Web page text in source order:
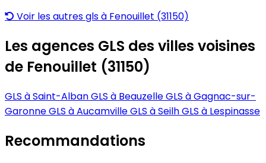
Voir les autres gls à Fenouillet (31150)
Les agences GLS des villes voisines
de Fenouillet (31150)
GLS à Saint-AlbanGLS à BeauzelleGLS à Gagnac-sur-
GaronneGLS à AucamvilleGLS à SeilhGLS à Lespinasse
Recommandations